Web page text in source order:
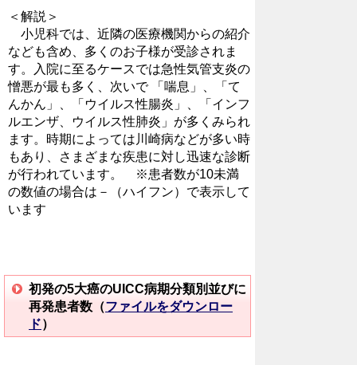
＜解説＞
小児科では、近隣の医療機関からの紹介
なども含め、多くのお子様が受診されま
す。入院に至るケースでは急性気管支炎の
憎悪が最も多く、次いで 「喘息」、「て
んかん」、「ウイルス性腸炎」、「インフ
ルエンザ、ウイルス性肺炎」が多くみられ
ます。時期によっては川崎病などが多い時
もあり、さまざまな疾患に対し迅速な診断
が行われています。 ※患者数が10未満
の数値の場合は－（ハイフン）で表示して
います
初発の5大癌のUICC病期分類別並びに
再発患者数（ファイルをダウンロー
ド）